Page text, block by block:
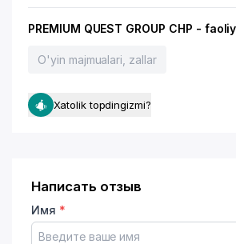
PREMIUM QUEST GROUP CHP -
O'yin majmualari, zallar
Xatolik topdingizmi?
Написать отзыв
Имя *